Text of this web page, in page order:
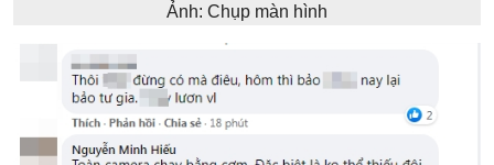
Ảnh: Chụp màn hình